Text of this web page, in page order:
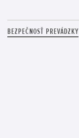
BEZPEČNOSŤ PREVÁDZKY